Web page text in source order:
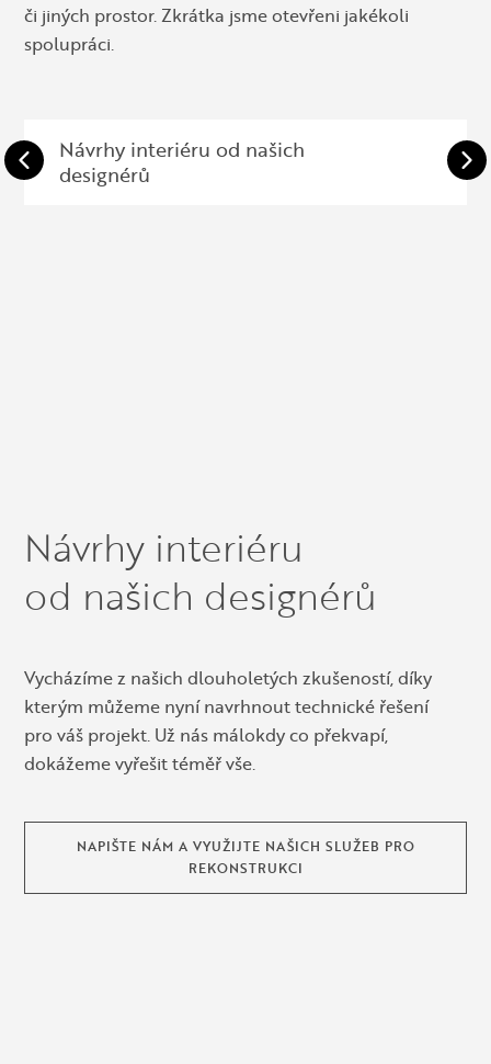
či jiných prostor. Zkrátka jsme otevřeni jakékoli
spolupráci.
Návrhy interiéru od našich
designérů
Návrhy interiéru
od našich designérů
Vycházíme z našich dlouholetých zkušeností, díky
kterým můžeme nyní navrhnout technické řešení
pro váš projekt. Už nás málokdy co překvapí,
dokážeme vyřešit téměř vše.
NAPIŠTE NÁM A VYUŽIJTE NAŠICH SLUŽEB PRO
REKONSTRUKCI